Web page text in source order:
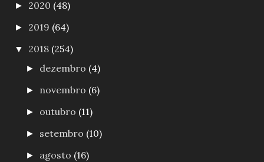
► 2020 (48)
► 2019 (64)
▼ 2018 (254)
► dezembro (4)
► novembro (6)
► outubro (11)
► setembro (10)
► agosto (16)